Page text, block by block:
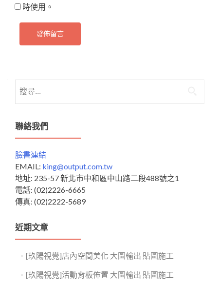
時使用。
尋
鍵
字:
聯絡我們
臉書連結
EMAIL: king@output.com.tw
地址: 235-57 新北市中和區中山路二段488號之1
電話: (02)2226-6665
傳真: (02)2222-5689
近期文章
[玖陽視覺]店內空間美化 大圖輸出 貼圖施工
[玖陽視覺]活動背板佈置 大圖輸出 貼圖施工